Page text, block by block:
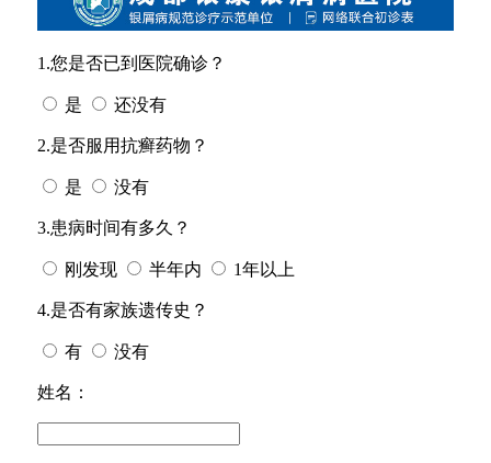
1.您是否已到医院确诊？
是 还没有
2.是否服用抗癣药物？
是 没有
3.患病时间有多久？
刚发现 半年内 1年以上
4.是否有家族遗传史？
有 没有
姓名：